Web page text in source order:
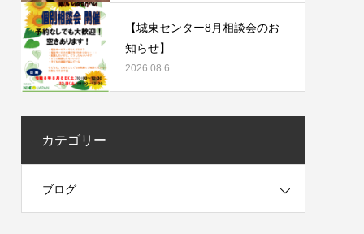
【城東センター8月相談会のお
知らせ】
2026.08.6
カテゴリー
ブログ